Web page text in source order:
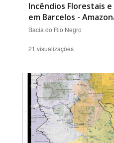
Incêndios Florestais
em Barcelos -
Bacia do Rio Negro
21 visualizações